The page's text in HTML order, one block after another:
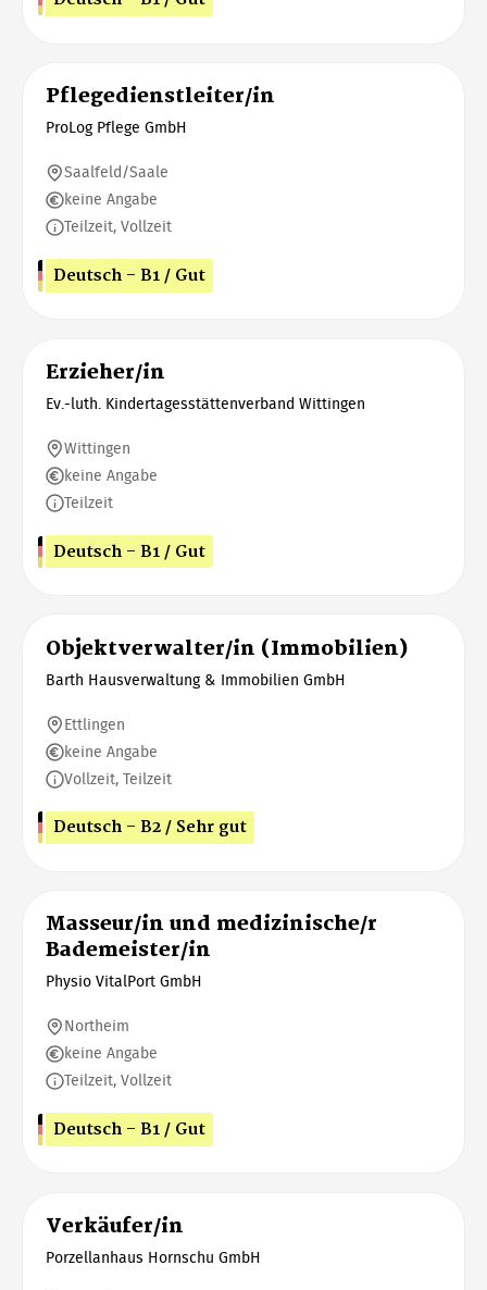
Pflegedienstleiter/in
ProLog Pflege GmbH
Saalfeld/Saale
keine Angabe
Teilzeit, Vollzeit
Deutsch - B1 / Gut
Erzieher/in
Ev.-luth. Kindertagesstättenverband Wittingen
Wittingen
keine Angabe
Teilzeit
Deutsch - B1 / Gut
Objektverwalter/in (Immobilien)
Barth Hausverwaltung & Immobilien GmbH
Ettlingen
keine Angabe
Vollzeit, Teilzeit
Deutsch - B2 / Sehr gut
Masseur/in und medizinische/r
Bademeister/in
Physio VitalPort GmbH
Northeim
keine Angabe
Teilzeit, Vollzeit
Deutsch - B1 / Gut
Verkäufer/in
Porzellanhaus Hornschu GmbH